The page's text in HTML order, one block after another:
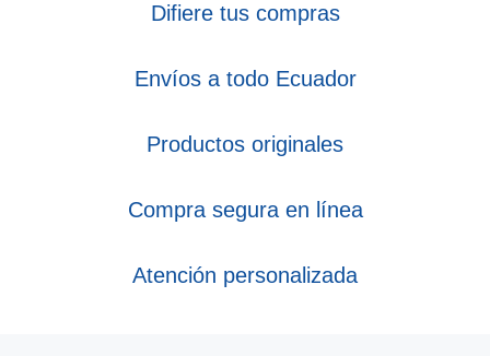
Difiere tus compras
Envíos a todo Ecuador
Productos originales
Compra segura en línea
Atención personalizada